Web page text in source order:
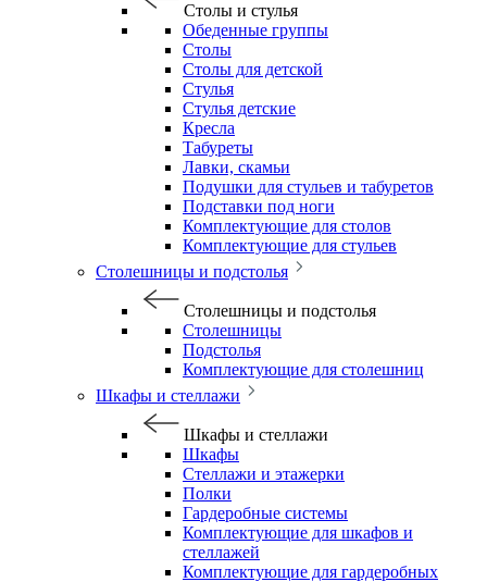
Столы и стулья
Обеденные группы
Столы
Столы для детской
Стулья
Стулья детские
Кресла
Табуреты
Лавки, скамьи
Подушки для стульев и табуретов
Подставки под ноги
Комплектующие для столов
Комплектующие для стульев
Столешницы и подстолья
Столешницы и подстолья
Столешницы
Подстолья
Комплектующие для столешниц
Шкафы и стеллажи
Шкафы и стеллажи
Шкафы
Стеллажи и этажерки
Полки
Гардеробные системы
Комплектующие для шкафов и
стеллажей
Комплектующие для гардеробных